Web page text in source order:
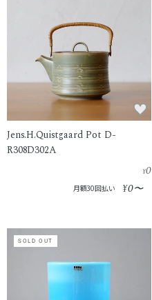
Jens.H.Quistgaard Pot D-
R308D302A
¥0
月額30回払い ¥0〜
SOLD OUT